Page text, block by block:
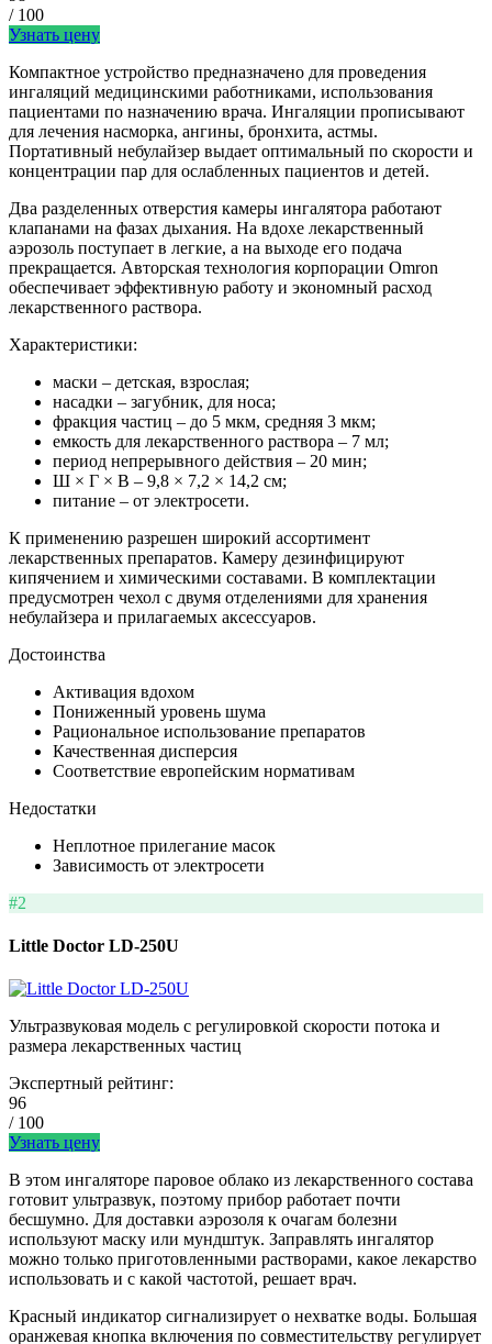
/ 100
Узнать цену
Компактное устройство предназначено для проведения
ингаляций медицинскими работниками, использования
пациентами по назначению врача. Ингаляции прописывают
для лечения насморка, ангины, бронхита, астмы.
Портативный небулайзер выдает оптимальный по скорости и
концентрации пар для ослабленных пациентов и детей.
Два разделенных отверстия камеры ингалятора работают
клапанами на фазах дыхания. На вдохе лекарственный
аэрозоль поступает в легкие, а на выходе его подача
прекращается. Авторская технология корпорации Omron
обеспечивает эффективную работу и экономный расход
лекарственного раствора.
Характеристики:
маски – детская, взрослая;
насадки – загубник, для носа;
фракция частиц – до 5 мкм, средняя 3 мкм;
емкость для лекарственного раствора – 7 мл;
период непрерывного действия – 20 мин;
Ш × Г × В – 9,8 × 7,2 × 14,2 см;
питание – от электросети.
К применению разрешен широкий ассортимент
лекарственных препаратов. Камеру дезинфицируют
кипячением и химическими составами. В комплектации
предусмотрен чехол с двумя отделениями для хранения
небулайзера и прилагаемых аксессуаров.
Достоинства
Активация вдохом
Пониженный уровень шума
Рациональное использование препаратов
Качественная дисперсия
Соответствие европейским нормативам
Недостатки
Неплотное прилегание масок
Зависимость от электросети
#2
Little Doctor LD-250U
Ультразвуковая модель с регулировкой скорости потока и
размера лекарственных частиц
Экспертный рейтинг:
96
/ 100
Узнать цену
В этом ингаляторе паровое облако из лекарственного состава
готовит ультразвук, поэтому прибор работает почти
бесшумно. Для доставки аэрозоля к очагам болезни
используют маску или мундштук. Заправлять ингалятор
можно только приготовленными растворами, какое лекарство
использовать и с какой частотой, решает врач.
Красный индикатор сигнализирует о нехватке воды. Большая
оранжевая кнопка включения по совместительству регулирует